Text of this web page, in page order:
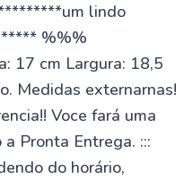
lindo
%%%
17 cm Largura: 18,5
Medidas externarnas!
Voce fará uma
Pronta Entrega. :::
do horário,